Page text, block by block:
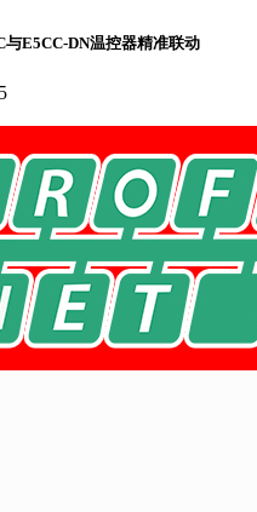
E5CC-DN温控器精准联动